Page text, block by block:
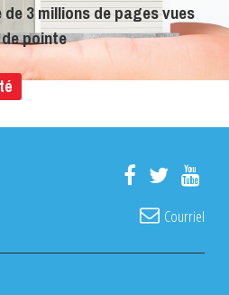
3 millions de pages vues
pointe
Courriel